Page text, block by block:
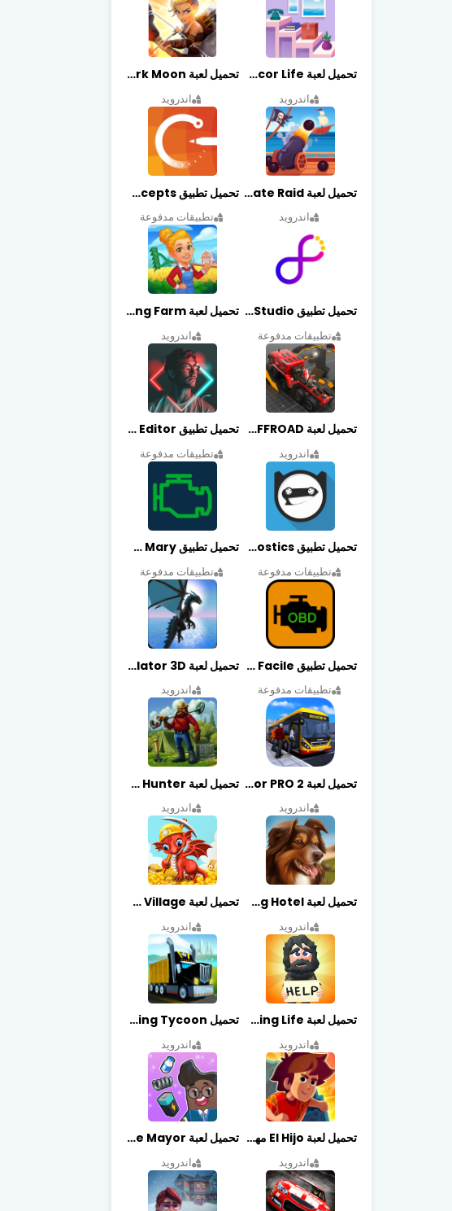
تحميل لعبة Decor Life مهكرة أخر إصدار
اندرويد
تحميل لعبة Lionheart: Dark Moon مهكرة أخر إصدار
اندرويد
تحميل لعبة Pirate Raid مهكرة أخر إصدار
اندرويد
تحميل تطبيق Concepts مهكر أخر إصدار
تطبيقات مدفوعة
تحميل تطبيق Graphic Studio مهكر أخر إصدار
تطبيقات مدفوعة
تحميل لعبة Cooking Farm مهكرة أخر إصدار
اندرويد
تحميل لعبة PROJECT:OFFROAD مهكرة أخر إصدار
اندرويد
تحميل تطبيق NeonArt Photo Editor مهكر أخر إصدار
تطبيقات مدفوعة
تحميل تطبيق OBDeleven Car Diagnostics مهكر أخر إصدار
تطبيقات مدفوعة
تحميل تطبيق Obd Mary مهكر أخر إصدار
تطبيقات مدفوعة
تحميل تطبيق EOBD Facile مهكر أخر إصدار
تطبيقات مدفوعة
تحميل لعبة Dragon Simulator 3D مهكرة أخر إصدار
اندرويد
تحميل لعبة Bus Simulator PRO 2 مهكرة أخر إصدار
اندرويد
تحميل لعبة Treasure Hunter مهكرة أخر إصدار
اندرويد
تحميل لعبة Dog Hotel مهكرة أخر إصدار
اندرويد
تحميل لعبة Dragon Village مهكرة أخر إصدار
اندرويد
تحميل لعبة Begging Life مهكرة أخر إصدار
اندرويد
تحميل Transit King Tycoon مهكرة أخر إصدار
اندرويد
تحميل لعبة El Hijo مهكرة أخر إصدار
اندرويد
تحميل لعبة Merge Mayor مهكرة أخر إصدار
اندرويد